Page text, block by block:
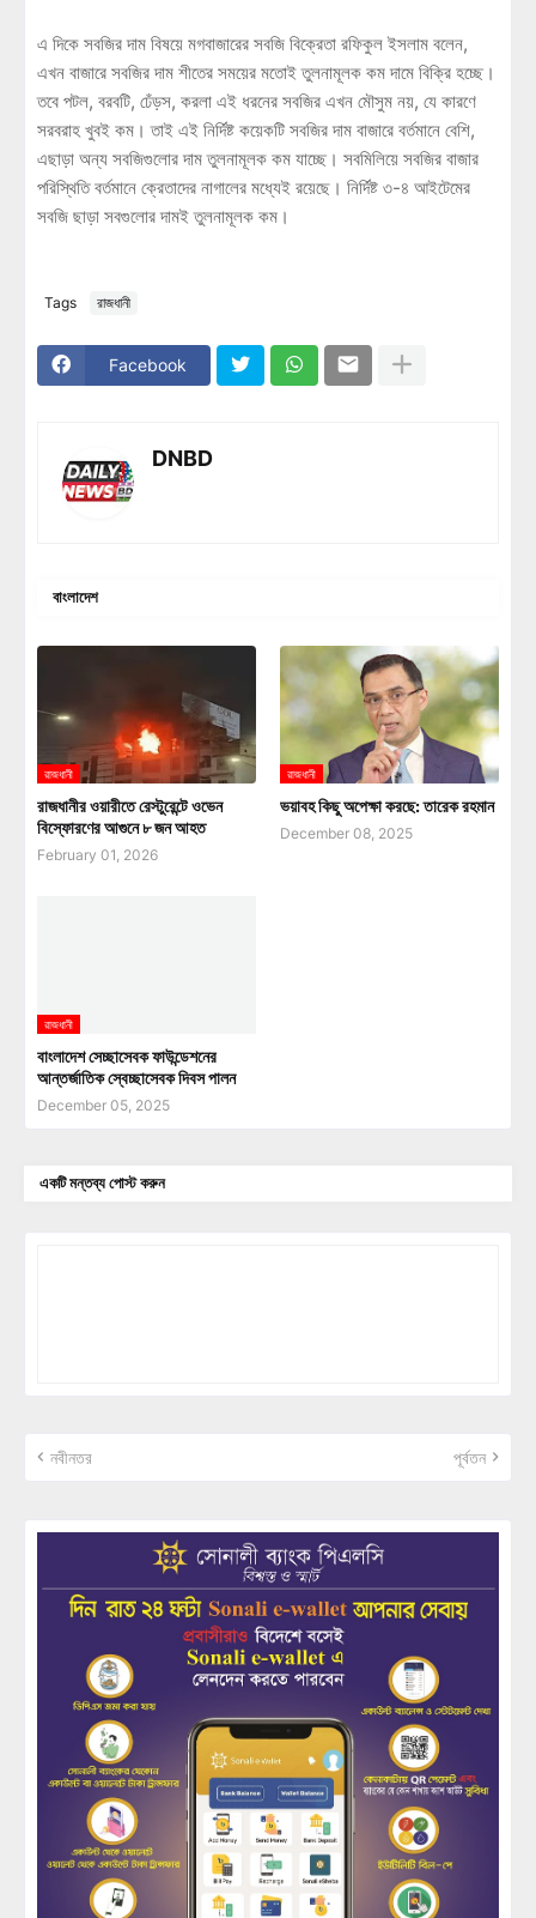
এ দিকে সবজির দাম বিষয়ে মগবাজারের সবজি বিক্রেতা রফিকুল ইসলাম বলেন,
এখন বাজারে সবজির দাম শীতের সময়ের মতোই তুলনামূলক কম দামে বিক্রি হচ্ছে।
তবে পটল, বরবটি, ঢেঁড়স, করলা এই ধরনের সবজির এখন মৌসুম নয়, যে কারণে
সরবরাহ খুবই কম। তাই এই নির্দিষ্ট কয়েকটি সবজির দাম বাজারে বর্তমানে বেশি,
এছাড়া অন্য সবজিগুলোর দাম তুলনামূলক কম যাচ্ছে। সবমিলিয়ে সবজির বাজার
পরিস্থিতি বর্তমানে ক্রেতাদের নাগালের মধ্যেই রয়েছে।‌ নির্দিষ্ট ৩-৪ আইটেমের
সবজি ছাড়া সবগুলোর দামই তুলনামূলক কম।
Tags রাজধানী
Facebook
DNBD
বাংলাদেশ
রাজধানী
রাজধানীর ওয়ারীতে রেস্টুরেন্টে ওভেন
বিস্ফোরণের আগুনে ৮ জন আহত
February 01, 2026
রাজধানী
ভয়াবহ কিছু অপেক্ষা করছে: তারেক রহমান
December 08, 2025
রাজধানী
বাংলাদেশ সেচ্ছাসেবক ফাউন্ডেশনের
আন্তর্জাতিক স্বেচ্ছাসেবক দিবস পালন
December 05, 2025
একটি মন্তব্য পোস্ট করুন
নবীনতর পূর্বতন